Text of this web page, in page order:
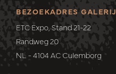
BEZOEKADRES GALERIJ
ETC Expo, Stand 21-22
Randweg 20
NL - 4104 AC Culemborg